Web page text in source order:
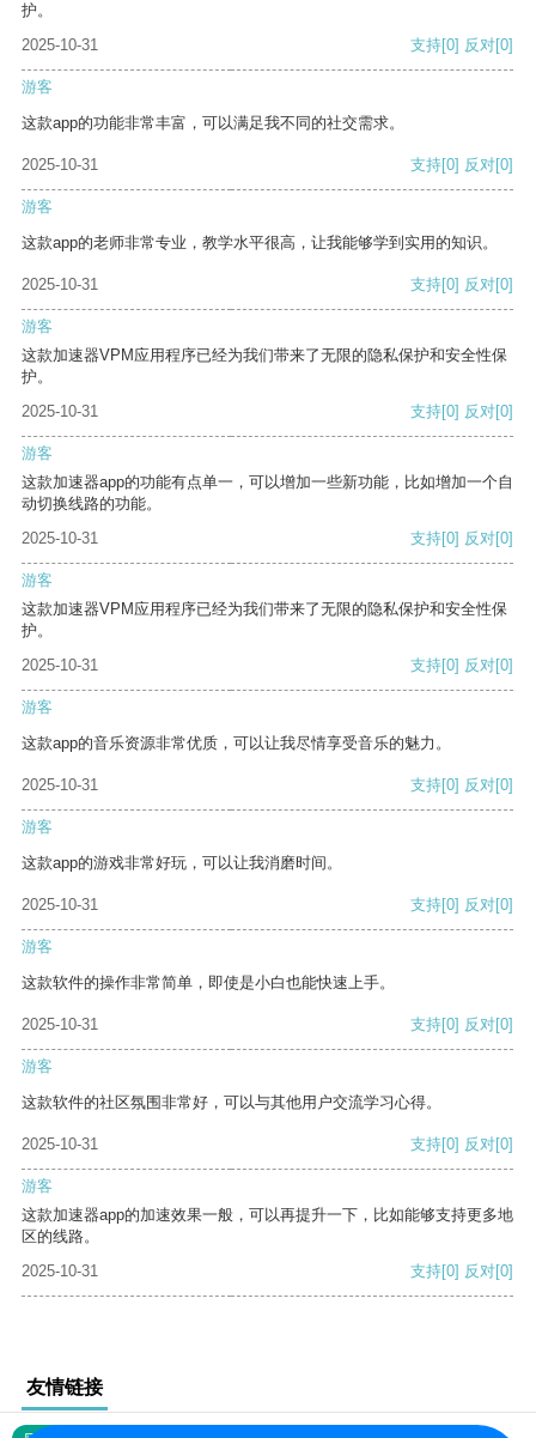
护。
2025-10-31
支持[0] 反对[0]
游客
这款app的功能非常丰富，可以满足我不同的社交需求。
2025-10-31 支持[0] 反对[0]
游客
这款app的老师非常专业，教学水平很高，让我能够学到实用的知识。
2025-10-31 支持[0] 反对[0]
游客
这款加速器VPM应用程序已经为我们带来了无限的隐私保护和安全性保
护。
2025-10-31
支持[0] 反对[0]
游客
这款加速器app的功能有点单一，可以增加一些新功能，比如增加一个自
动切换线路的功能。
2025-10-31
支持[0] 反对[0]
游客
这款加速器VPM应用程序已经为我们带来了无限的隐私保护和安全性保
护。
2025-10-31
支持[0] 反对[0]
游客
这款app的音乐资源非常优质，可以让我尽情享受音乐的魅力。
2025-10-31 支持[0] 反对[0]
游客
这款app的游戏非常好玩，可以让我消磨时间。
2025-10-31 支持[0] 反对[0]
游客
这款软件的操作非常简单，即使是小白也能快速上手。
2025-10-31 支持[0] 反对[0]
游客
这款软件的社区氛围非常好，可以与其他用户交流学习心得。
2025-10-31 支持[0] 反对[0]
游客
这款加速器app的加速效果一般，可以再提升一下，比如能够支持更多地
区的线路。
2025-10-31
支持[0] 反对[0]
友情链接